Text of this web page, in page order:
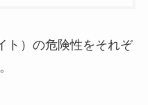
ト）の危険性をそれぞ